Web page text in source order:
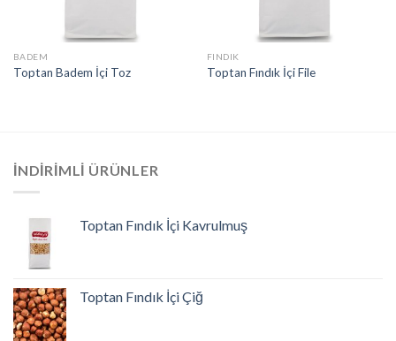
BADEM
Toptan Badem İçi Toz
FINDIK
Toptan Fındık İçi File
İNDIRIMLI ÜRÜNLER
Toptan Fındık İçi Kavrulmuş
Toptan Fındık İçi Çiğ